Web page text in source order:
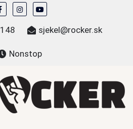
sjekel@rocker.sk
Nonstop